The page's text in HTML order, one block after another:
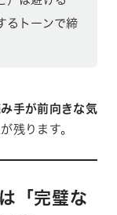
るトーンで締
手が前向きな気
残ります。
「完璧な